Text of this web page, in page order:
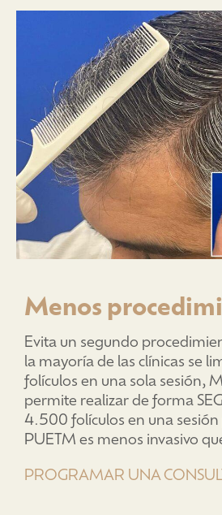
Menos
Evita un segundo
la mayoría de las clínicas se
folículos en una sola sesión,
permite realizar de forma
4.500 folículos en una
PUETM es menos invasivo
PROGRAMAR UNA